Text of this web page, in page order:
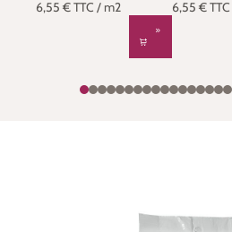
6,55 €TTC / m2 6,55 €TTC